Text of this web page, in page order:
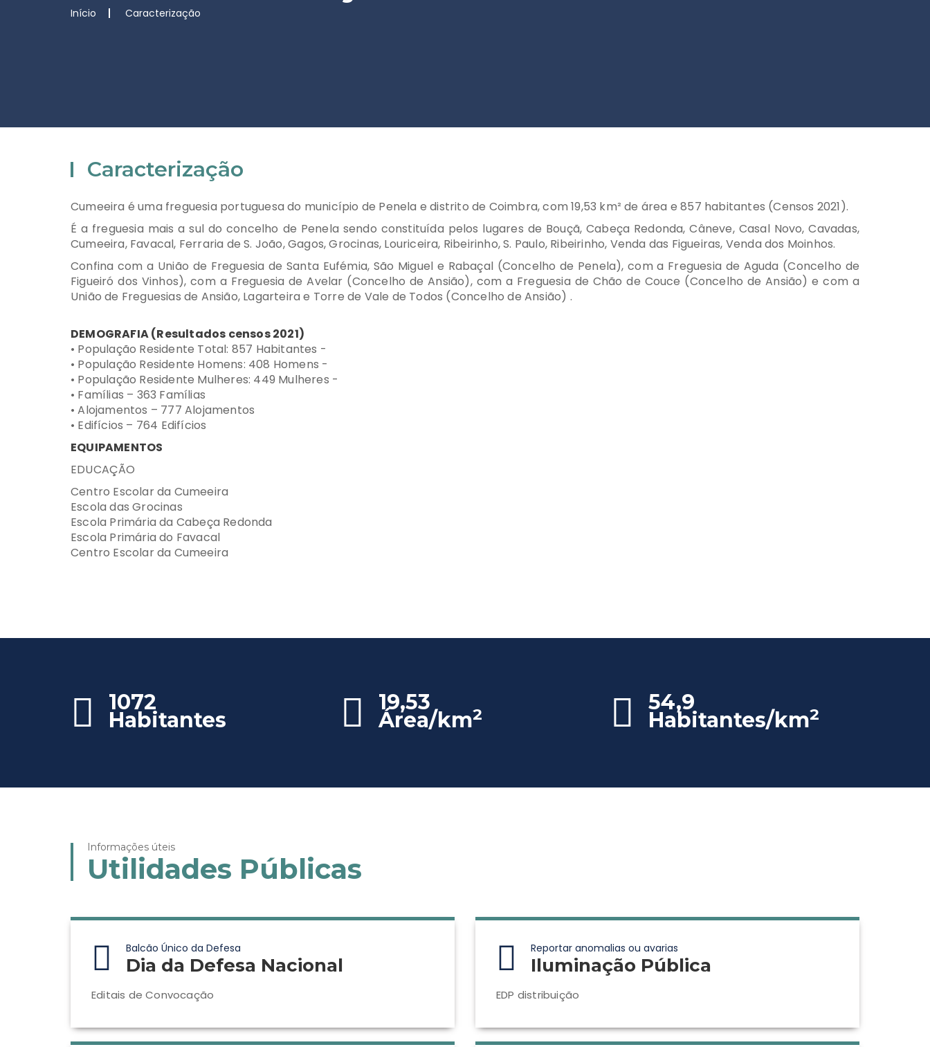
Início Caracterização
Caracterização
Cumeeira é uma freguesia portuguesa do município de Penela e distrito de Coimbra, com 19,53 km² de área e 857 habitantes (Censos 2021).
É a freguesia mais a sul do concelho de Penela sendo constituída pelos lugares de Bouçã, Cabeça Redonda, Câneve, Casal Novo, Cavadas,
Cumeeira, Favacal, Ferraria de S. João, Gagos, Grocinas, Louriceira, Ribeirinho, S. Paulo, Ribeirinho, Venda das Figueiras, Venda dos Moinhos.
Confina com a União de Freguesia de Santa Eufémia, São Miguel e Rabaçal (Concelho de Penela), com a Freguesia de Aguda (Concelho de
Figueiró dos Vinhos), com a Freguesia de Avelar (Concelho de Ansião), com a Freguesia de Chão de Couce (Concelho de Ansião) e com a
União de Freguesias de Ansião, Lagarteira e Torre de Vale de Todos (Concelho de Ansião) .
DEMOGRAFIA (Resultados censos 2021)
• População Residente Total: 857 Habitantes -
• População Residente Homens: 408 Homens -
• População Residente Mulheres: 449 Mulheres -
• Famílias – 363 Famílias
• Alojamentos – 777 Alojamentos
• Edifícios – 764 Edifícios
EQUIPAMENTOS
EDUCAÇÃO
Centro Escolar da Cumeeira
Escola das Grocinas
Escola Primária da Cabeça Redonda
Escola Primária do Favacal
Centro Escolar da Cumeeira
1072
Habitantes
19,53
Área/km2 54,9
Habitantes/km2
Informações úteis
Utilidades Públicas
Balcão Único da Defesa
Dia da Defesa Nacional
Editais de Convocação
Reportar anomalias ou avarias
Iluminação Pública
EDP distribuição